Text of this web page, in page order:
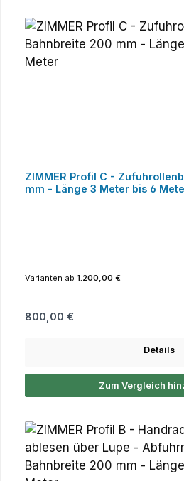
ZIMMER Profil C -
mm - Länge 3 Meter bis 6
Varianten ab 1.200,00 €
Regulärer Preis:
800,00 €
Details
Zum Vergleich